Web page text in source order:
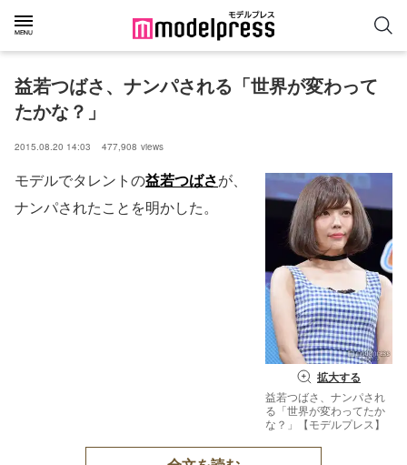
益若つばさ、ナンパされる「世界が変わって
たかな？」
2015.08.20 14:03 477,908 views
拡大する
益若つばさ、ナンパされ
る「世界が変わってたか
な？」【モデルプレス】
モデルでタレントの益若つばさが、
ナンパされたことを明かした。